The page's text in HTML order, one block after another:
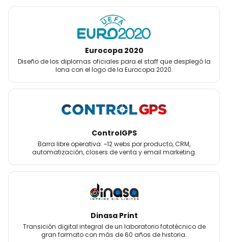
Eurocopa 2020
Diseño de los diplomas oficiales para el staff que desplegó la
lona con el logo de la Eurocopa 2020.
ControlGPS
Barra libre operativa: ~12 webs por producto, CRM,
automatización, closers de venta y email marketing.
Dinasa Print
Transición digital integral de un laboratorio fototécnico de
gran formato con más de 60 años de historia.